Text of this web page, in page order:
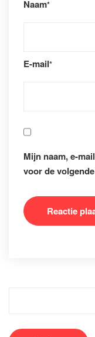
Naam*
E-mail*
Mijn naam, e-
voor de